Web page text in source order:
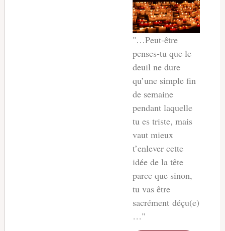
"…Peut-être
penses-tu que le
deuil ne dure
qu’une simple fin
de semaine
pendant laquelle
tu es triste, mais
vaut mieux
t’enlever cette
idée de la tête
parce que sinon,
tu vas être
sacrément déçu(e)
…"